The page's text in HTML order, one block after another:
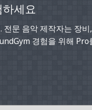
세요
문 음악 제작자는 장비
경험을 위해 Pro